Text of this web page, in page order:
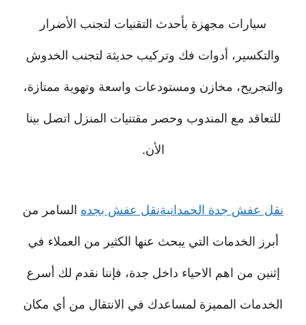
سيارات مجهزة بأحدث التقنيات لتجنب الأضرار
والتكسير، أدوات فك وتركيب حديثة لتجنب الخدوش
والتجريح، مخازن ومستودعات واسعة وتهوية ممتازة،
للتعاقد مع المندوب وحصر مقتنيات المنزل اتصل بينا
الأن.
نقل عفش جدة الحمدانيةنقل عفش بجده السامر من
أبرز الخدمات التي يبحث عنها الكثير من العملاء في
إثنين من اهم الاحياء داخل جدة، فإننا نقدم لك أسرع
الخدمات المميزة لمساعدك في الانتقال من أي مكان